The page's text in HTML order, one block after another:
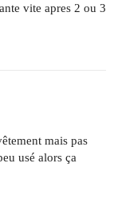
vite apres 2 ou 3
mais pas
usé alors ça